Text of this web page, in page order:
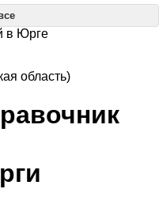
в Юрге
область)